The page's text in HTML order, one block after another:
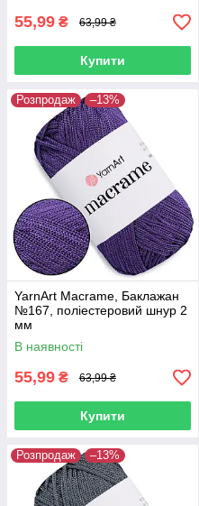
55,99 ₴ 63,99 ₴
Купити
Розпродаж –13%
YarnArt Macrame, Баклажан
№167, поліестеровий шнур 2
мм
В наявності
55,99 ₴ 63,99 ₴
Купити
Розпродаж –13%